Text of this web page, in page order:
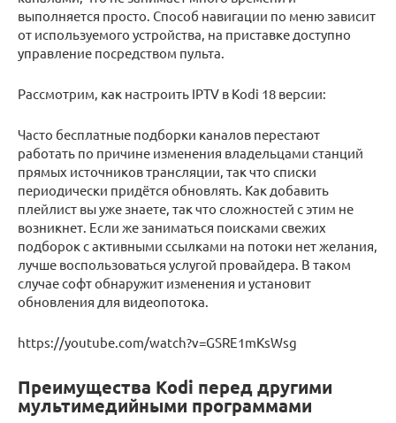
выполняется просто. Способ навигации по меню зависит
от используемого устройства, на приставке доступно
управление посредством пульта.
Рассмотрим, как настроить IPTV в Kodi 18 версии:
Часто бесплатные подборки каналов перестают
работать по причине изменения владельцами станций
прямых источников трансляции, так что списки
периодически придётся обновлять. Как добавить
плейлист вы уже знаете, так что сложностей с этим не
возникнет. Если же заниматься поисками свежих
подборок с активными ссылками на потоки нет желания,
лучше воспользоваться услугой провайдера. В таком
случае софт обнаружит изменения и установит
обновления для видеопотока.
https://youtube.com/watch?v=GSRE1mKsWsg
Преимущества Kodi перед другими
мультимедийными программами